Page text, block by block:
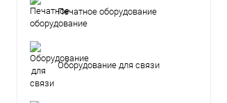
Печатное оборудование
Оборудование для связи